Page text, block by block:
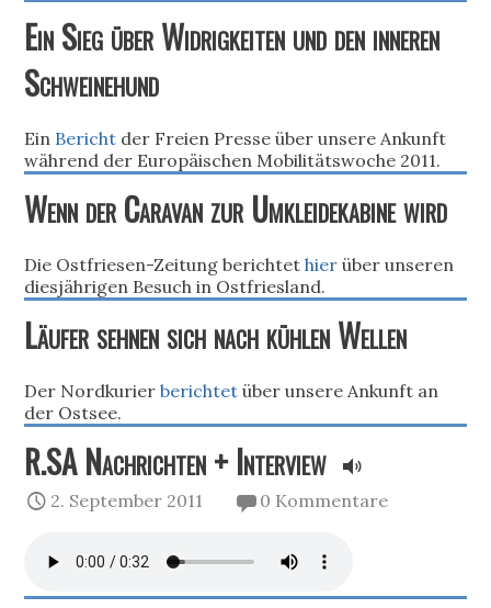
Ein Sieg über Widrigkeiten und den inneren
Schweinehund
Ein Bericht der Freien Presse über unsere Ankunft
während der Europäischen Mobilitätswoche 2011.
Wenn der Caravan zur Umkleidekabine wird
Die Ostfriesen-Zeitung berichtethier über unseren
diesjährigen Besuch in Ostfriesland.
Läufer sehnen sich nach kühlen Wellen
Der Nordkurierberichtet über unsere Ankunft an
der Ostsee.
R.SA Nachrichten + Interview
2. September 2011 0 Kommentare